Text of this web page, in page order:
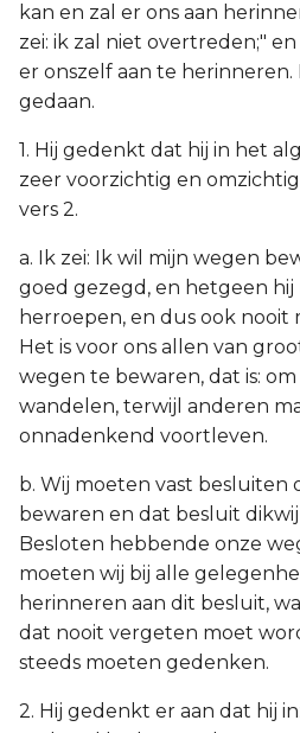
kan en zal er ons aan
zei: ik zal niet overtreden;"
er onszelf aan te
gedaan.
1. Hij gedenkt dat hij in het
zeer voorzichtig en
vers 2.
a. Ik zei: Ik wil mijn wegen
goed gezegd, en hetgeen
herroepen, en dus ook nooit
Het is voor ons allen van
wegen te bewaren, dat is:
wandelen, terwijl anderen
onnadenkend voortleven.
b. Wij moeten vast besluiten
bewaren en dat besluit
Besloten hebbende onze
moeten wij bij alle
herinneren aan dit besluit,
dat nooit vergeten moet
steeds moeten gedenken.
2. Hij gedenkt er aan dat hij